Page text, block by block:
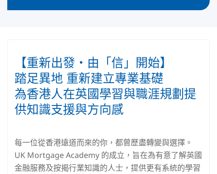
【重新出發‧由「信」開始】
踏足異地 重新建立專業基礎
為香港人在英國學習與職涯規劃提
供知識支援與方向感
每一位從香港遠道而來的你，都曾歷盡轉變與選擇。
UK Mortgage Academy 的成立，旨在為有意了解英國
金融服務及按揭行業知識的人士，提供更有系統的學習